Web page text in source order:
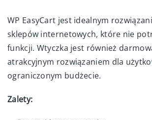
WP EasyCart jest idealnym
sklepów internetowych, które nie
funkcji. Wtyczka jest również
atrakcyjnym rozwiązaniem dla
ograniczonym budżecie.
Zalety: